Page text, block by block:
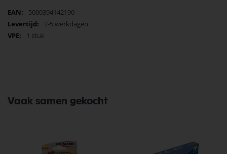
Meer
informatie
5000394142190
2-5 werkdagen
1 stuk
Vaak samen gekocht